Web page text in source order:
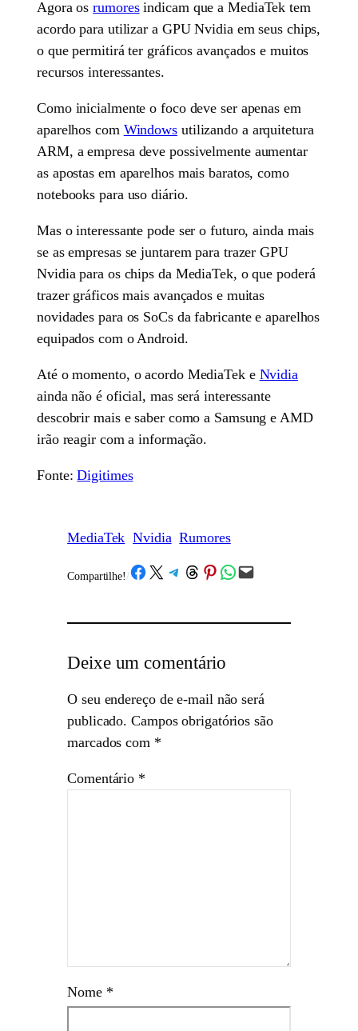
Agora osrumoresindicam que a MediaTek tem
acordo para utilizar a GPU Nvidia em seus chips,
o que permitirá ter gráficos avançados e muitos
recursos interessantes.
Como inicialmente o foco deve ser apenas em
aparelhos com Windows utilizando a arquitetura
ARM, a empresa deve possivelmente aumentar
as apostas em aparelhos mais baratos, como
notebooks para uso diário.
Mas o interessante pode ser o futuro, ainda mais
se as empresas se juntarem para trazer GPU
Nvidia para os chips da MediaTek, o que poderá
trazer gráficos mais avançados e muitas
novidades para os SoCs da fabricante e aparelhos
equipados com o Android.
Até o momento, o acordo MediaTek e Nvidia
ainda não é oficial, mas será interessante
descobrir mais e saber como a Samsung e AMD
irão reagir com a informação.
Fonte:Digitimes
MediaTek Nvidia Rumores
Compartilhe! /Share on Facebook
Share on X Share on Telegram
Share on Threads
Share on Pinterest
Share on WhatsApp
Email this Page
Deixe um comentário
O seu endereço de e-mail não será
publicado. Campos obrigatórios são
marcados com *
Comentário *
Nome *